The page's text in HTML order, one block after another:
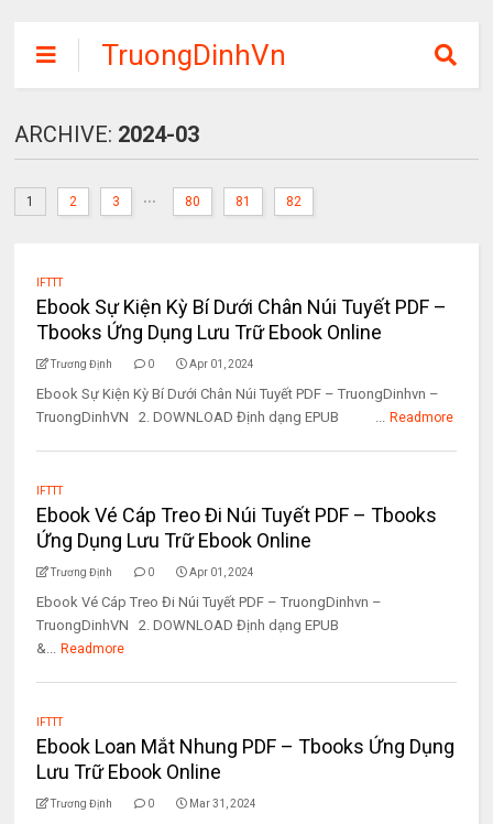
TruongDinhVn
Chia sẽ ebook,
các khóa học,
phần mềm học
tập miễn phí
ARCHIVE: 2024-03
1 2 3 ... 80 81 82
IFTTT
Ebook Sự Kiện Kỳ Bí Dưới Chân Núi Tuyết PDF –
Tbooks Ứng Dụng Lưu Trữ Ebook Online
Trương Định 0 Apr 01, 2024
Ebook Sự Kiện Kỳ Bí Dưới Chân Núi Tuyết PDF – TruongDinhvn –
TruongDinhVN 2. DOWNLOAD Định dạng EPUB ... Readmore
IFTTT
Ebook Vé Cáp Treo Đi Núi Tuyết PDF – Tbooks
Ứng Dụng Lưu Trữ Ebook Online
Trương Định 0 Apr 01, 2024
Ebook Vé Cáp Treo Đi Núi Tuyết PDF – TruongDinhvn –
TruongDinhVN 2. DOWNLOAD Định dạng EPUB
&... Readmore
IFTTT
Ebook Loan Mắt Nhung PDF – Tbooks Ứng Dụng
Lưu Trữ Ebook Online
Trương Định 0 Mar 31, 2024